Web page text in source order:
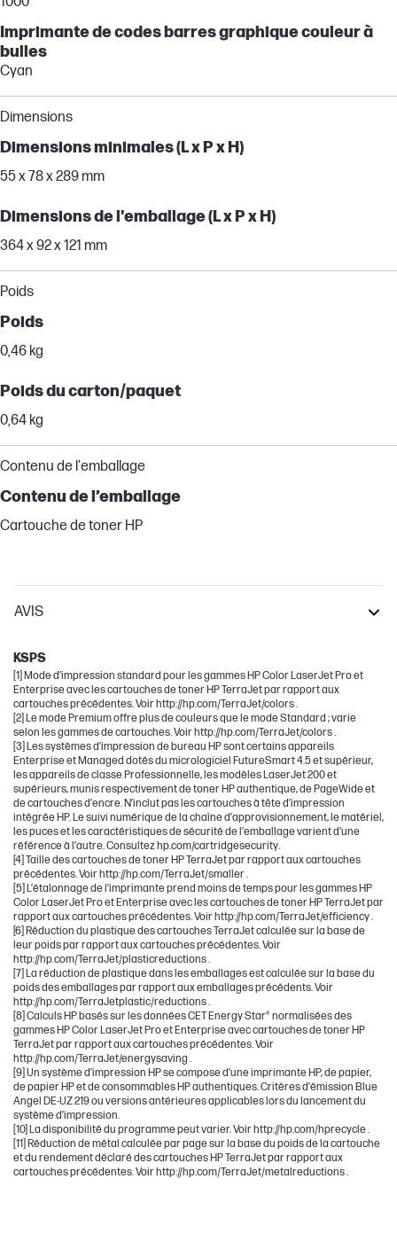
Imprimante de codes barres graphique couleur à
bulles
Cyan
Dimensions
Dimensions minimales (L x P x H)
55 x 78 x 289 mm
Dimensions de l'emballage (L x P x H)
364 x 92 x 121 mm
Poids
Poids
0,46 kg
Poids du carton/paquet
0,64 kg
Contenu de l'emballage
Contenu de l’emballage
Cartouche de toner HP
AVIS
KSPS
[1] Mode d’impression standard pour les gammes HP Color LaserJet Pro et
Enterprise avec les cartouches de toner HP TerraJet par rapport aux
cartouches précédentes. Voir http://hp.com/TerraJet/colors .
[2] Le mode Premium offre plus de couleurs que le mode Standard ; varie
selon les gammes de cartouches. Voir http://hp.com/TerraJet/colors .
[3] Les systèmes d’impression de bureau HP sont certains appareils
Enterprise et Managed dotés du micrologiciel FutureSmart 4.5 et supérieur,
les appareils de classe Professionnelle, les modèles LaserJet 200 et
supérieurs, munis respectivement de toner HP authentique, de PageWide et
de cartouches d’encre. N’inclut pas les cartouches à tête d’impression
intégrée HP. Le suivi numérique de la chaîne d’approvisionnement, le matériel,
les puces et les caractéristiques de sécurité de l’emballage varient d’une
référence à l’autre. Consultez hp.com/cartridgesecurity.
[4] Taille des cartouches de toner HP TerraJet par rapport aux cartouches
précédentes. Voir http://hp.com/TerraJet/smaller .
[5] L’étalonnage de l’imprimante prend moins de temps pour les gammes HP
Color LaserJet Pro et Enterprise avec les cartouches de toner HP TerraJet par
rapport aux cartouches précédentes. Voir http://hp.com/TerraJet/efficiency .
[6] Réduction du plastique des cartouches TerraJet calculée sur la base de
leur poids par rapport aux cartouches précédentes. Voir
http://hp.com/TerraJet/plasticreductions .
[7] La réduction de plastique dans les emballages est calculée sur la base du
poids des emballages par rapport aux emballages précédents. Voir
http://hp.com/TerraJetplastic/reductions .
[8] Calculs HP basés sur les données CET Energy Star® normalisées des
gammes HP Color LaserJet Pro et Enterprise avec cartouches de toner HP
TerraJet par rapport aux cartouches précédentes. Voir
http://hp.com/TerraJet/energysaving .
[9] Un système d’impression HP se compose d’une imprimante HP, de papier,
de papier HP et de consommables HP authentiques. Critères d’émission Blue
Angel DE-UZ 219 ou versions antérieures applicables lors du lancement du
système d’impression.
[10] La disponibilité du programme peut varier. Voir http://hp.com/hprecycle .
[11] Réduction de métal calculée par page sur la base du poids de la cartouche
et du rendement déclaré des cartouches HP TerraJet par rapport aux
cartouches précédentes. Voir http://hp.com/TerraJet/metalreductions .